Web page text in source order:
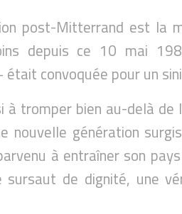
post-Mitterrand est la
depuis ce 10 mai
convoquée pour un
à tromper bien au-delà
génération
à entraîner son
sursaut de dignité, une